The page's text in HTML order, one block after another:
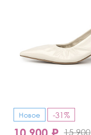
Новое -31%
15 900